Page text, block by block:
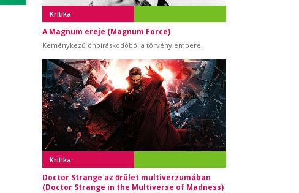
Kritika
A Magnum ereje (Magnum Force)
Keménykezű önbíráskodóból a törvény embere.
Kritika
Doctor Strange az őrület multiverzumában
(Doctor Strange in the Multiverse of Madness)